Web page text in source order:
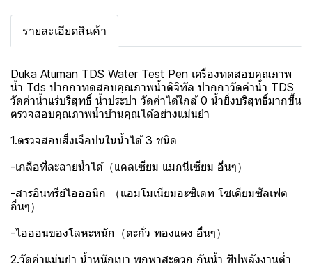
รายละเอียดสินค้า
Duka Atuman TDS Water Test Pen เครื่องทดสอบคุณภาพ
น้ำ Tds ปากกาทดสอบคุณภาพน้ำดิจิทัล ปากกาวัดค่าน้ำ TDS
วัดค่าน้ำแร่บริสุทธิ์ น้ำประปา วัดค่าได้ใกล้ 0 น้ำยิ่งบริสุทธิ์มากขึ้น
ตรวจสอบคุณภาพน้ำบ้านคุณได้อย่างแม่นยำ
1.ตรวจสอบสิ่งเจือปนในน้ำได้ 3 ชนิด
-เกลือที่ละลายน้ำได้（แคลเซียม แมกนีเซียม อื่นๆ）
-สารอินทรีย์ไอออนิก （แอมโมเนียมอะซิเตท โซเดียมซัลเฟต
อื่นๆ）
-ไอออนของโลหะหนัก（ตะกั่ว ทองแดง อื่นๆ）
2.วัดค่าแม่นยำ น้ำหนักเบา พกพาสะดวก กันน้ำ ชิปพลังงานต่ำ